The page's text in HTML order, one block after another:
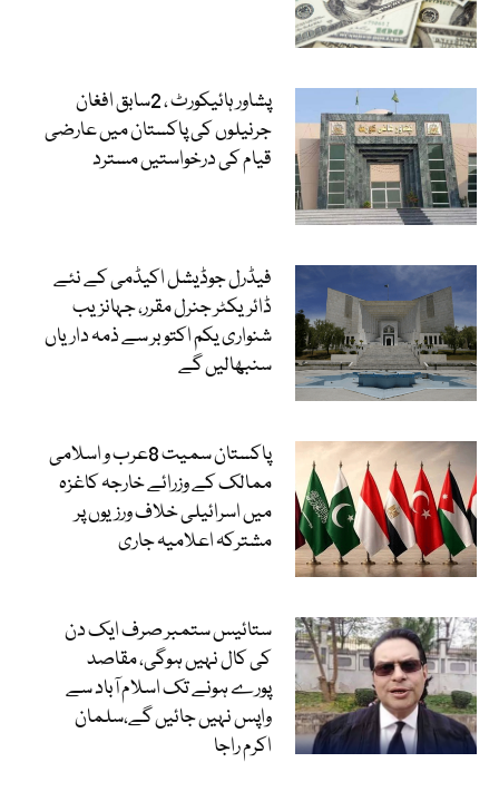
پشاور ہائیکورٹ ، 2سابق افغان
جرنیلوں کی پاکستان میں عارضی
قیام کی درخواستیں مسترد
فیڈرل جوڈیشل اکیڈمی کے نئے
ڈائریکٹر جنرل مقرر، جہانزیب
شنواری یکم اکتوبر سے ذمہ داریاں
سنبھالیں گے
پاکستان سمیت 8عرب و اسلامی
ممالک کے وزرائے خارجہ کاغزہ
میں اسرائیلی خلاف ورزیوں پر
مشترکہ اعلامیہ جاری
ستائیس ستمبر صرف ایک دن
کی کال نہیں ہوگی، مقاصد
پورے ہونے تک اسلام آباد سے
واپس نہیں جائیں گے،سلمان
اکرم راجا